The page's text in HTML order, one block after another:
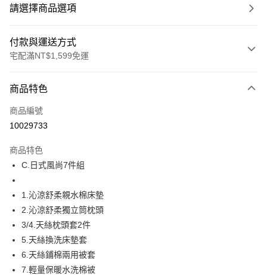
請選擇商品選項
付款與運送方式
宅配滿NT$1,599免運
信用卡一次付款
LINE Pay
街口支付
全盈+PAY
運送方式
每筆NT$150，滿NT$1,599(含以上)免運費
商品特色
商品編號
10029733
商品特色
C.日式風尚7件組
1.沁涼舒柔親水棉床墊
2.沁涼舒柔獨立筒枕頭
3/4.天絲枕頭套2件
5.天絲換洗床墊套
6.天絲鋪棉兩用被套
7.輕量保暖水洗棉被